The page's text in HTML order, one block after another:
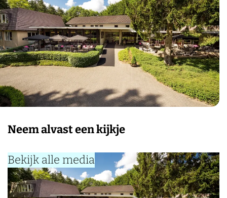
Neem alvast een kijkje
Bekijk alle media